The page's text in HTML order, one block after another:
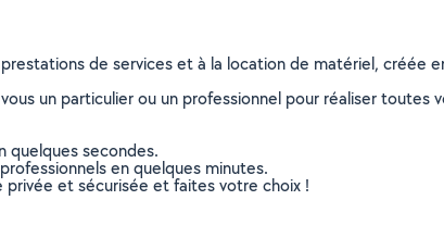
de services et à la location de matériel, créée
un particulier ou un professionnel pour réaliser
quelques secondes.
en quelques minutes.
privée et sécurisée et faites votre choix !